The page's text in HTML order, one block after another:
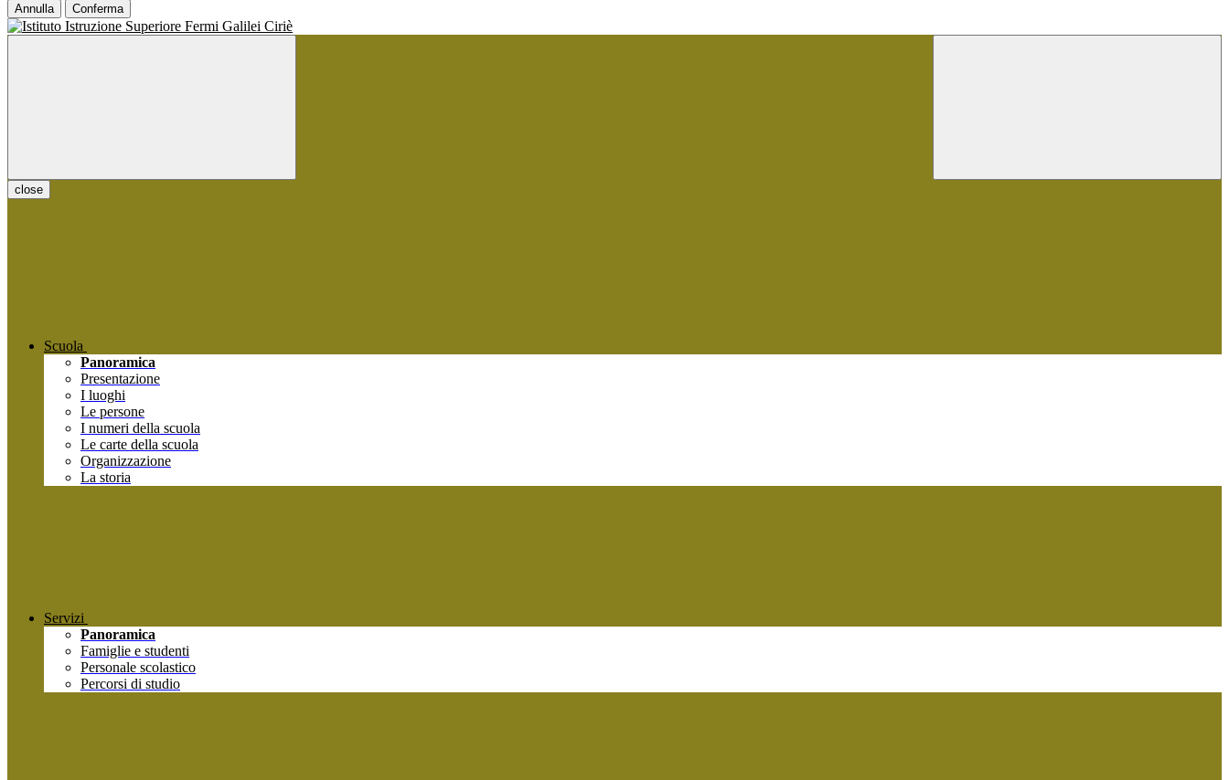
Annulla Conferma
close
Scuola
Panoramica
Presentazione
I luoghi
Le persone
I numeri della scuola
Le carte della scuola
Organizzazione
La storia
Servizi
Panoramica
Famiglie e studenti
Personale scolastico
Percorsi di studio